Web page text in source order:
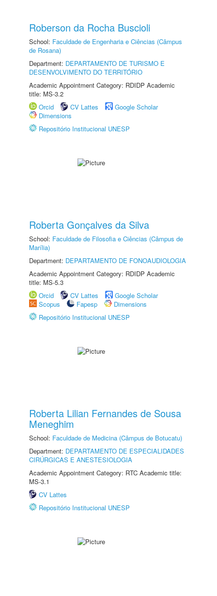
Roberson da Rocha Buscioli
School: Faculdade de Engenharia e Ciências (Câmpus
de Rosana)
Department: DEPARTAMENTO DE TURISMO E
DESENVOLVIMENTO DO TERRITÓRIO
Academic Appointment Category: RDIDP Academic
title: MS-3.2
Orcid
CV Lattes
Google Scholar
Dimensions
Repositório Institucional UNESP
Roberta Gonçalves da Silva
School: Faculdade de Filosofia e Ciências (Câmpus de
Marília)
Department: DEPARTAMENTO DE FONOAUDIOLOGIA
Academic Appointment Category: RDIDP Academic
title: MS-5.3
Orcid
CV Lattes
Google Scholar
Scopus
Fapesp
Dimensions
Repositório Institucional UNESP
Roberta Lilian Fernandes de Sousa
Meneghim
School: Faculdade de Medicina (Câmpus de Botucatu)
Department: DEPARTAMENTO DE ESPECIALIDADES
CIRÚRGICAS E ANESTESIOLOGIA
Academic Appointment Category: RTC Academic title:
MS-3.1
CV Lattes
Repositório Institucional UNESP